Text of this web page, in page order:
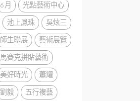
6月
光點藝術中心
池上鳳珠
吳炫三
師生聯展
藝術展覽
馬賽克拼貼藝術
美好時光
蕭耀
劉毅
五行複藝